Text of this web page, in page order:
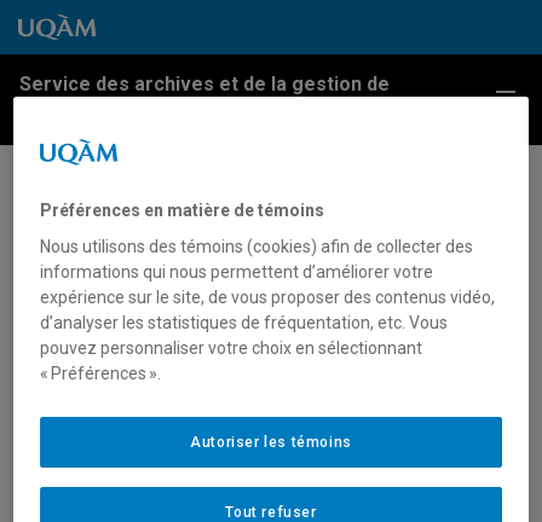
Passer au contenu
Accéder au menu principal
Accéder à la recherche
Passer au contenu
Accéder au menu principal
Service des archives et de la gestion de
Restauration des répliques de
deux œuvres d’art
Article portant sur la restauration des répliques de
deux sculptures de style gothique dans le foyer de la
salle Marie Gérin-Lajoie du pavillon Judith-Jasmin,
Chartres et la colonne de Dieu de la cathédrale
d’Amiens, œuvres datant du 13e siècle, 9 février
1981.
Préférences en matière de témoins
Nous utilisons des témoins (cookies) afin de collecter des
informations qui nous permettent d’améliorer votre
expérience sur le site, de vous proposer des contenus vidéo,
d’analyser les statistiques de fréquentation, etc. Vous
pouvez personnaliser votre choix en sélectionnant
« Préférences ».
Tout refuser
Autoriser les témoins